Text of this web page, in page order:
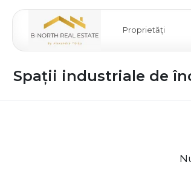
Proprietăți
Spații industriale de